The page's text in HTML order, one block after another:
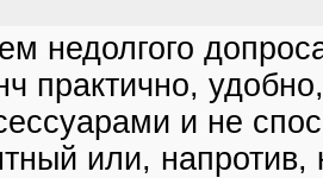
недолгого
практично,
и не
или,